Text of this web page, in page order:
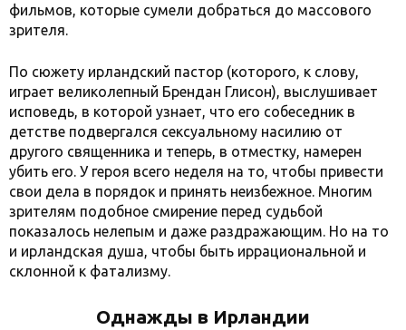
фильмов, которые сумели добраться до массового
зрителя.
По сюжету ирландский пастор (которого, к слову,
играет великолепный Брендан Глисон), выслушивает
исповедь, в которой узнает, что его собеседник в
детстве подвергался сексуальному насилию от
другого священника и теперь, в отместку, намерен
убить его. У героя всего неделя на то, чтобы привести
свои дела в порядок и принять неизбежное. Многим
зрителям подобное смирение перед судьбой
показалось нелепым и даже раздражающим. Но на то
и ирландская душа, чтобы быть иррациональной и
склонной к фатализму.
Однажды в Ирландии